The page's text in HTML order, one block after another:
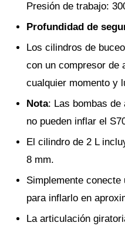
Presión de trabajo:
Profundidad de
Los cilindros de
con un compresor de
cualquier momento y
Nota: Las bombas de
no pueden inflar el
El cilindro de 2 L
8 mm.
Simplemente
para inflarlo en
La articulación